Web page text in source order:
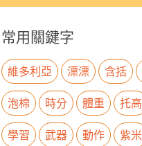
常用關鍵字
維多利亞 漂漂 含括
泡棉
時分 體重 托高
學習
武器 動作 紫米